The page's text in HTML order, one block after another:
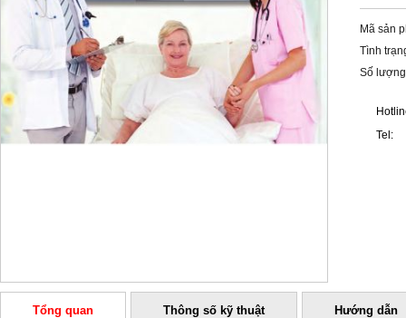
Mã sản
Tình
Số
Tel:
Tổng quan Thông số kỹ thuật Hướng dẫn